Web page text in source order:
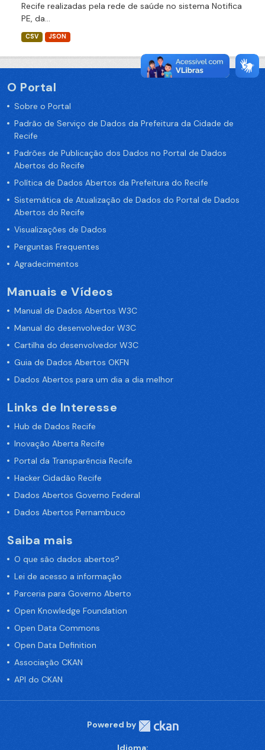
Recife realizadas pela rede de saúde no sistema Notifica
PE, da...
CSV JSON
O Portal
Sobre o Portal
Padrão de Serviço de Dados da Prefeitura da Cidade de
Recife
Padrões de Publicação dos Dados no Portal de Dados
Abertos do Recife
Política de Dados Abertos da Prefeitura do Recife
Sistemática de Atualização de Dados do Portal de Dados
Abertos do Recife
Visualizações de Dados
Perguntas Frequentes
Agradecimentos
Manuais e Vídeos
Manual de Dados Abertos W3C
Manual do desenvolvedor W3C
Cartilha do desenvolvedor W3C
Guia de Dados Abertos OKFN
Dados Abertos para um dia a dia melhor
Links de Interesse
Hub de Dados Recife
Inovação Aberta Recife
Portal da Transparência Recife
Hacker Cidadão Recife
Dados Abertos Governo Federal
Dados Abertos Pernambuco
Saiba mais
O que são dados abertos?
Lei de acesso a informação
Parceria para Governo Aberto
Open Knowledge Foundation
Open Data Commons
Open Data Definition
Associação CKAN
API do CKAN
Powered by
Idioma